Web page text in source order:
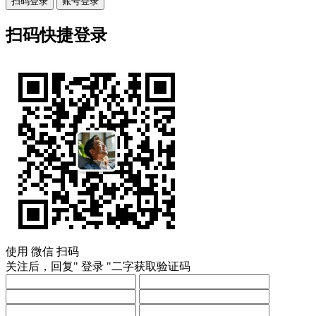
扫码快捷登录
使用 微信 扫码
关注后，回复" 登录 "二字获取验证码